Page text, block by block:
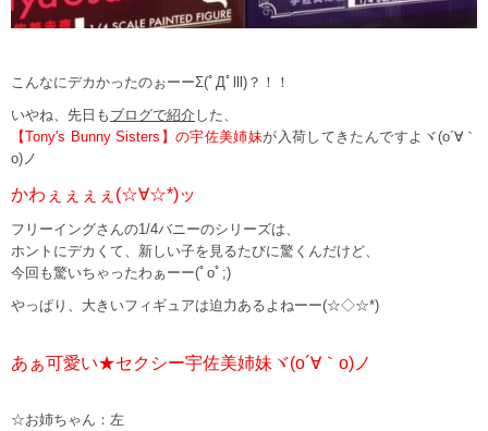
こんなにデカかったのぉーーΣ(ﾟДﾟlll)？！！
いやね、先日も ブログで紹介 した、
【Tony's Bunny Sisters】の宇佐美姉妹が入荷してきたんですよヾ(o´∀｀
o)ノ
かわぇぇぇぇ(☆∀☆*)ッ
フリーイングさんの1/4バニーのシリーズは、
ホントにデカくて、新しい子を見るたびに驚くんだけど、
今回も驚いちゃったわぁーー(ﾟoﾟ;)
やっぱり、大きいフィギュアは迫力あるよねーー(☆◇☆*)
あぁ可愛い★セクシー宇佐美姉妹ヾ(o´∀｀o)ノ
☆お姉ちゃん：左